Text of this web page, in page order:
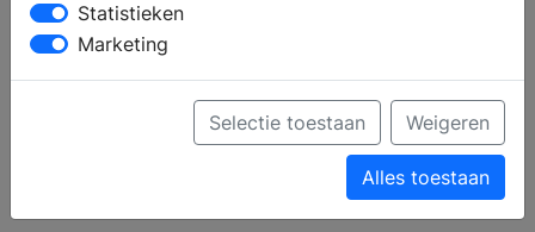
Statistieken
Marketing
Selectie toestaan Weigeren
Alles toestaan